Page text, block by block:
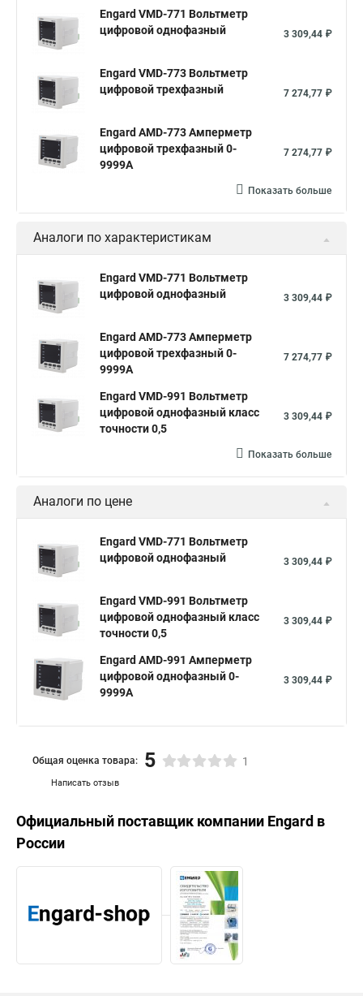
Engard VMD-771 Вольтметр
цифровой однофазный
3 309,44 ₽
Engard VMD-773 Вольтметр
цифровой трехфазный
7 274,77 ₽
Engard AMD-773 Амперметр
цифровой трехфазный 0-
9999А
7 274,77 ₽
Показать больше
Аналоги по характеристикам
Engard VMD-771 Вольтметр
цифровой однофазный
3 309,44 ₽
Engard AMD-773 Амперметр
цифровой трехфазный 0-
9999А
7 274,77 ₽
Engard VMD-991 Вольтметр
цифровой однофазный класс
точности 0,5
3 309,44 ₽
Показать больше
Аналоги по цене
Engard VMD-771 Вольтметр
цифровой однофазный
3 309,44 ₽
Engard VMD-991 Вольтметр
цифровой однофазный класс
точности 0,5
3 309,44 ₽
Engard AMD-991 Амперметр
цифровой однофазный 0-
9999А
3 309,44 ₽
Написать отзыв
Общая оценка товара: 5 1
Официальный поставщик компании Engard в
России